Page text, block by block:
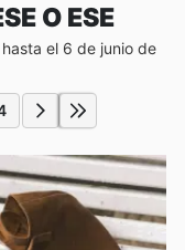
O ESE
el 6 de junio de